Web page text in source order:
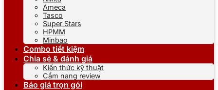
Ameca
Tasco
Super Stars
HPMM
Minbao
Combo tiết kiệm
Chia sẻ & đánh giá
Kiến thức kỹ thuật
Cẩm nang review
Báo giá trọn gói